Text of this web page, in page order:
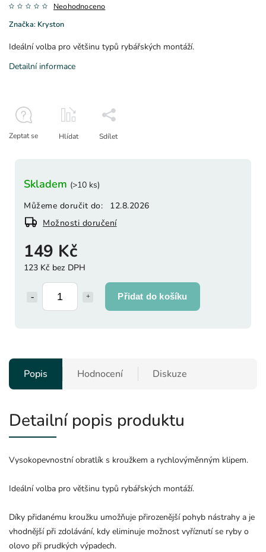
Neohodnoceno
Značka: Kryston
149 Kč
123 Kč bez DPH
Přidat do košíku
Skladem (>10 ks)
Můžeme doručit do:
12.8.2026
Možnosti doručení
Ideální volba pro většinu typů rybářských montáží.
Detailní informace
Zeptat se Hlídat Sdílet
Popis Hodnocení Diskuze
Detailní popis produktu
Vysokopevnostní obratlík s kroužkem a rychlovýměnným klipem.
Ideální volba pro většinu typů rybářských montáží.
Díky přidanému kroužku umožňuje přirozenější pohyb nástrahy a je
vhodnější při zdolávání, kdy eliminuje možnost vyříznutí se ryby o
olovo při prudkých výpadech.